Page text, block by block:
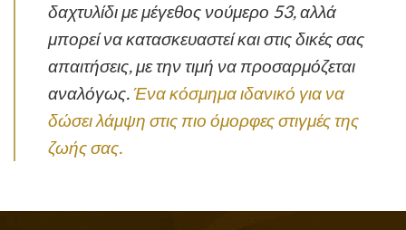
δαχτυλίδι με μέγεθος νούμερο 53, αλλά
μπορεί να κατασκευαστεί και στις δικές σας
απαιτήσεις, με την τιμή να προσαρμόζεται
αναλόγως.Ένα κόσμημα ιδανικό για να
δώσει λάμψη στις πιο όμορφες στιγμές της
ζωής σας.